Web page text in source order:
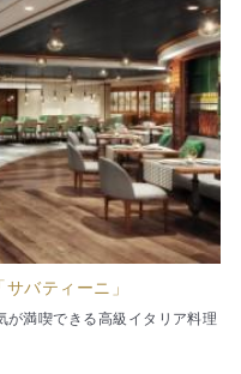
バティーニ」
が満喫できる高級イタリア料理